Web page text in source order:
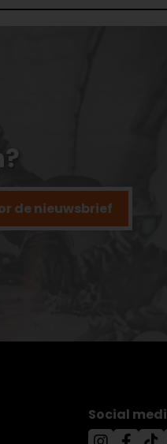
de nieuwsbrief
Social